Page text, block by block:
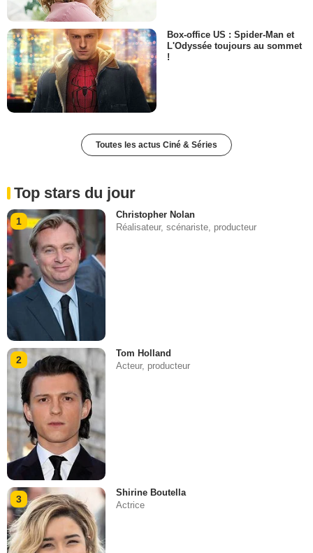
Box-office US : Spider-Man et
L'Odyssée toujours au sommet
!
Toutes les actus Ciné & Séries
Top stars du jour
1
Christopher Nolan
Réalisateur, scénariste, producteur
2
Tom Holland
Acteur, producteur
3
Shirine Boutella
Actrice